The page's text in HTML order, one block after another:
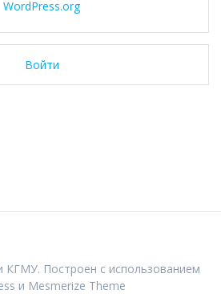
WordPress.org
Войти
Построен с использованием
и Mesmerize Theme